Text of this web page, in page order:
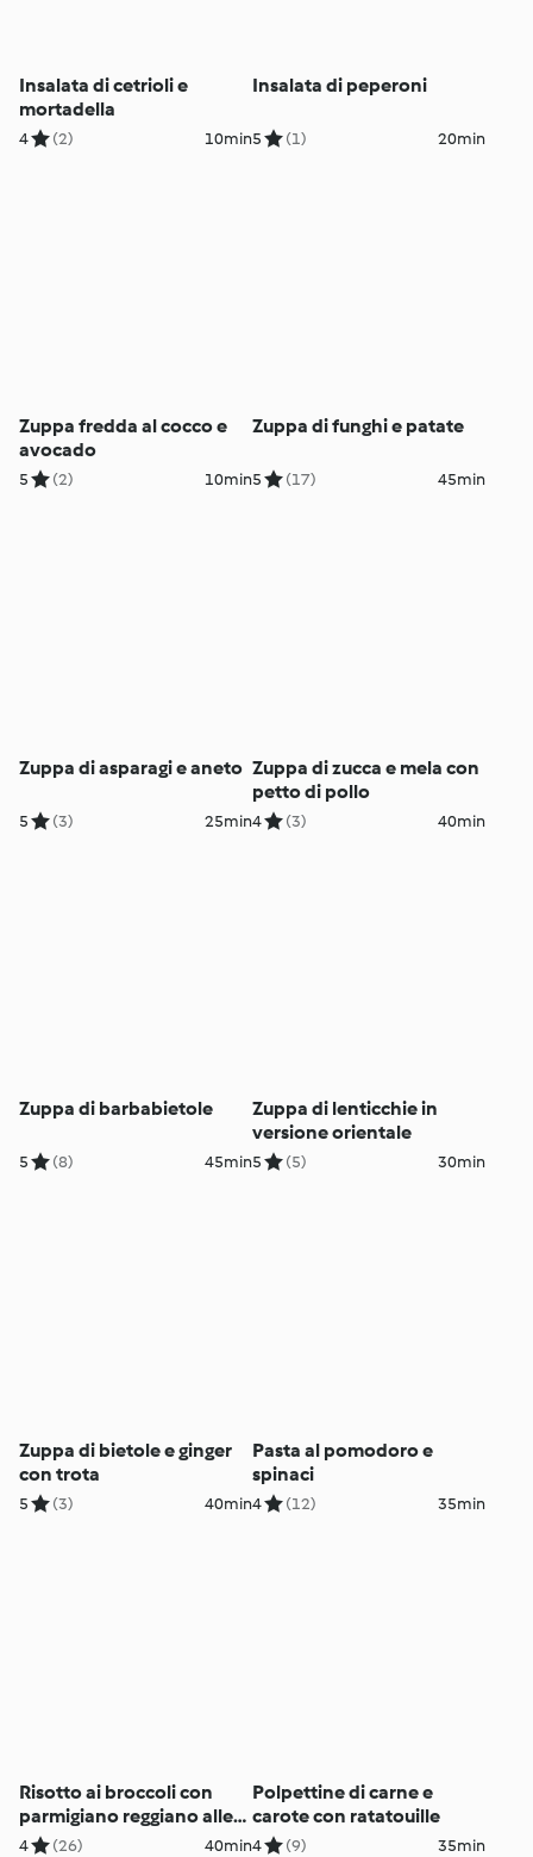
Insalata di cetrioli e
mortadella
4 (2) 10min
Insalata di peperoni
5 (1) 20min
Zuppa fredda al cocco e
avocado
5 (2) 10min
Zuppa di funghi e patate
5 (17) 45min
Zuppa di asparagi e aneto
5 (3) 25min
Zuppa di zucca e mela con
petto di pollo
4 (3) 40min
Zuppa di barbabietole
5 (8) 45min
Zuppa di lenticchie in
versione orientale
5 (5) 30min
Zuppa di bietole e ginger
con trota
5 (3) 40min
Pasta al pomodoro e
spinaci
4 (12) 35min
Risotto ai broccoli con
parmigiano reggiano alle
nocciole
4 (26) 40min
Polpettine di carne e
carote con ratatouille
4 (9) 35min